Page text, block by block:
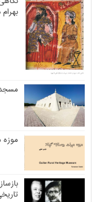
موزه